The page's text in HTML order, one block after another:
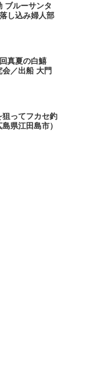
ブルーサンタ
し込み婦人部
真夏の白鱚
会／出船 大門
ってフカセ釣
県江田島市）